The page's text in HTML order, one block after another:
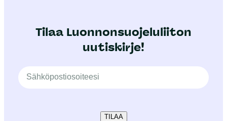
Tilaa Luonnonsuojeluliiton
uutiskirje!
TILAA